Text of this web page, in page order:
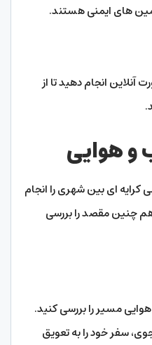
های ایمنی هستند.
آنلاین انجام دهید تا از
و هوایی
ای بین شهری را انجام
چنین مقصد را بررسی
مسیر را بررسی کنید.
سفر خود را به تعویق